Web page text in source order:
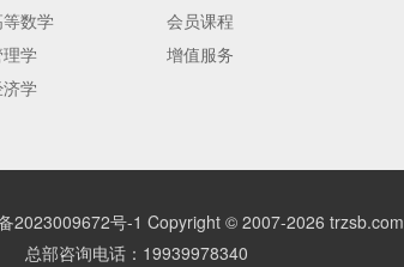
等数学
学
学
会员课程
增值服务
2023009672号-1 Copyright © 2007-2026 trzsb.com
总部咨询电话：19939978340